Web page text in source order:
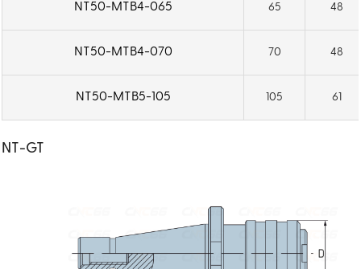
NT50-MTB4-065 65 48
NT50-MTB4-070 70 48
NT50-MTB5-105 105 61
NT-GT